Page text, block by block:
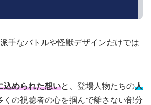
手なバトルや怪獣デザインだけでは
込められた想いと、登場人物たちの人
くの視聴者の心を掴んで離さない部分